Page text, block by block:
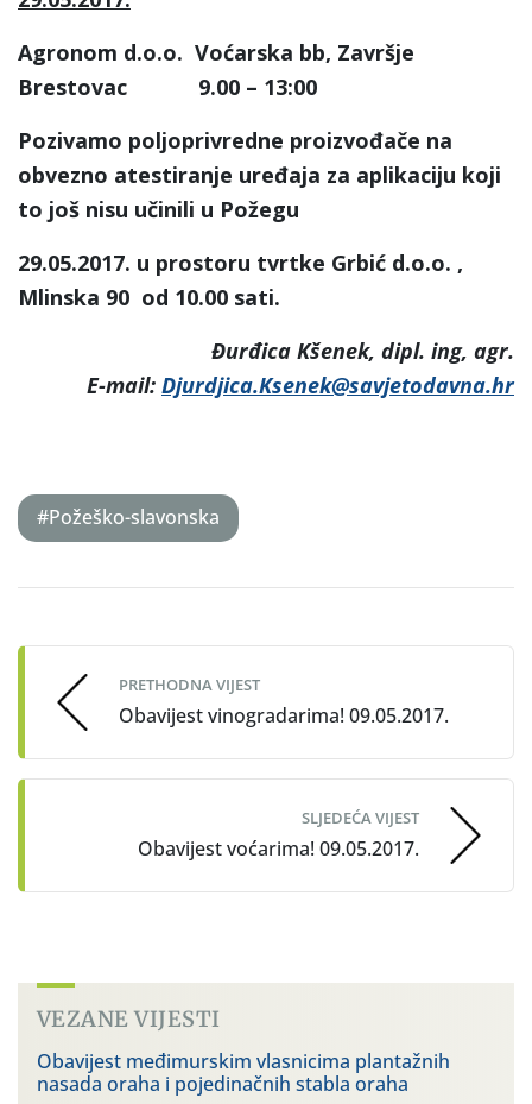
Agronom d.o.o. Voćarska bb, Završje
Brestovac 9.00 – 13:00
Pozivamo poljoprivredne proizvođače na
obvezno atestiranje uređaja za aplikaciju koji
to još nisu učinili u Požegu
29.05.2017. u prostoru tvrtke Grbić d.o.o. ,
Mlinska 90 od 10.00 sati.
Đurđica Kšenek, dipl. ing, agr.
E-mail: Djurdjica.Ksenek@savjetodavna.hr
#Požeško-slavonska
navigation
PRETHODNA VIJEST
Obavijest vinogradarima! 09.05.2017.
SLJEDEĆA VIJEST
Obavijest voćarima! 09.05.2017.
VEZANE VIJESTI
Obavijest međimurskim vlasnicima plantažnih
nasada oraha i pojedinačnih stabla oraha